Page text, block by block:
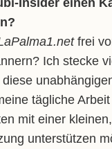
Insider einen
frei
Ich stecke
tägliche
mit einer
unterstützen